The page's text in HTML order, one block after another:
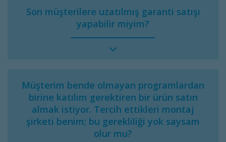
Son müşterilere uzatılmış garanti satışı
yapabilir miyim?
Müşterim bende olmayan programlardan
birine katılım gerektiren bir ürün satın
almak istiyor. Tercih ettikleri montaj
şirketi benim; bu gerekliliği yok saysam
olur mu?